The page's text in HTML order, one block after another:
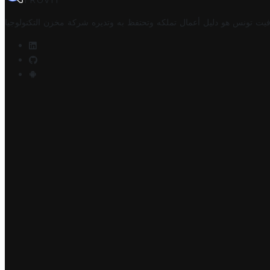
تونس هو دليل أعمال تملكه وتحتفظ به وتديره شركة مخزن التكنولوجيا